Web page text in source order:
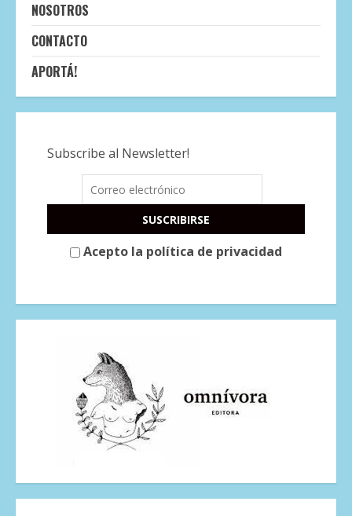
NOSOTROS
CONTACTO
APORTÁ!
Subscribe al Newsletter!
Acepto la política de privacidad